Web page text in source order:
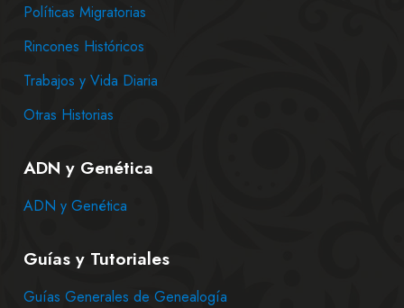
Políticas Migratorias
Rincones Históricos
Trabajos y Vida Diaria
Otras Historias
ADN y Genética
ADN y Genética
Guías y Tutoriales
Guías Generales de Genealogía